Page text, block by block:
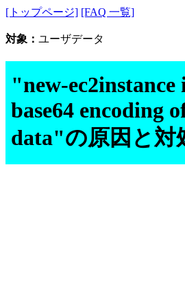
[トップページ] [FAQ 一覧]
対象： ユーザデータ
"new-
base64 encoding
data"の原因と対